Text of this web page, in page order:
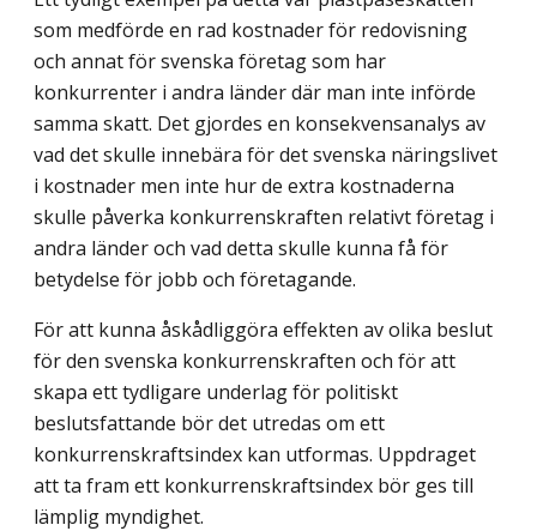
som medförde en rad kostnader för redovisning
och annat för svenska företag som har
konkurrenter i andra länder där man inte införde
samma skatt. Det gjordes en konsekvensanalys av
vad det skulle innebära för det svenska näringslivet
i kostnader men inte hur de extra kostnaderna
skulle påverka konkurrenskraften relativt företag i
andra länder och vad detta skulle kunna få för
betydelse för jobb och företagande.
För att kunna åskådliggöra effekten av olika beslut
för den svenska konkurrens­kraften och för att
skapa ett tydligare underlag för politiskt
beslutsfattande bör det utredas om ett
konkurrenskraftsindex kan utformas. Uppdraget
att ta fram ett konkurrens­kraftsindex bör ges till
lämplig myndighet.